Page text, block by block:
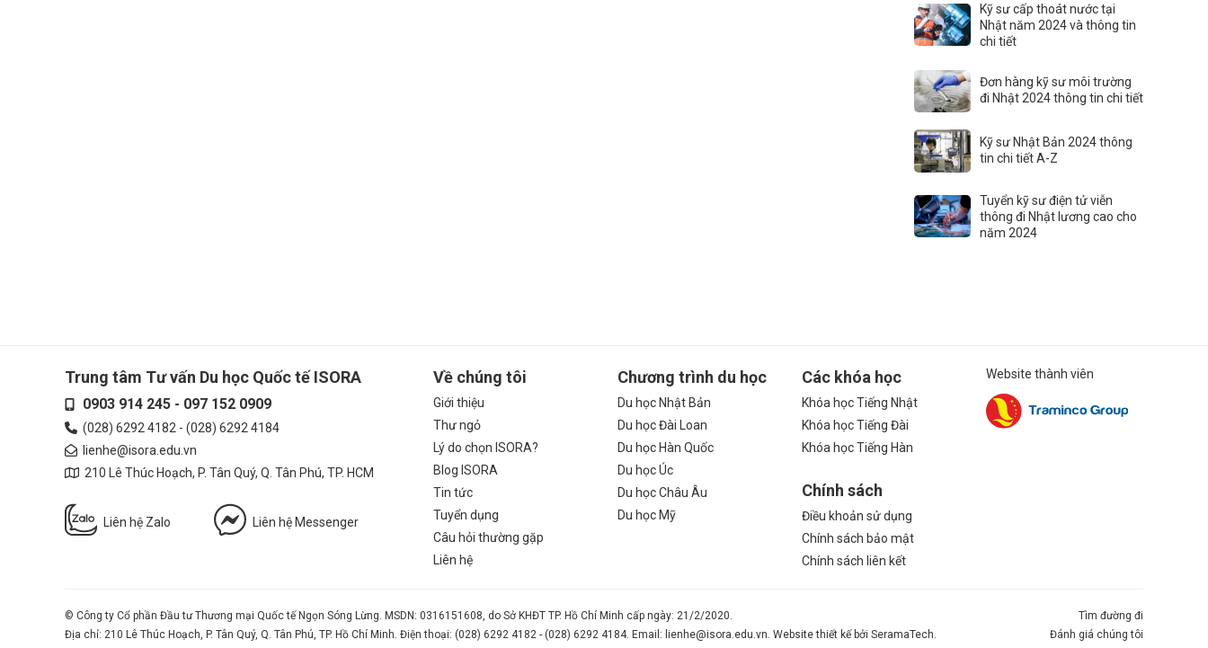
Kỹ sư cấp thoát nước tại
Nhật năm 2024 và thông tin
chi tiết
Đơn hàng kỹ sư môi trường
đi Nhật 2024 thông tin chi tiết
Kỹ sư Nhật Bản 2024 thông
tin chi tiết A-Z
Tuyển kỹ sư điện tử viễn
thông đi Nhật lương cao cho
năm 2024
Trung tâm Tư vấn Du học Quốc tế ISORA
0903 914 245- 097 152 0909
(028) 6292 4182 - (028) 6292 4184
lienhe@isora.edu.vn
210 Lê Thúc Hoạch, P. Tân Quý, Q. Tân Phú, TP. HCM
Liên hệ Zalo Liên hệ Messenger
Về chúng tôi
Giới thiệu
Thư ngỏ
Lý do chọn ISORA?
Blog ISORA
Tin tức
Tuyển dụng
Câu hỏi thường gặp
Liên hệ
Chương trình du học
Du học Nhật Bản
Du học Đài Loan
Du học Hàn Quốc
Du học Úc
Du học Châu Âu
Du học Mỹ
Các khóa học
Khóa học Tiếng Nhật
Khóa học Tiếng Đài
Khóa học Tiếng Hàn
Chính sách
Điều khoản sử dụng
Chính sách bảo mật
Chính sách liên kết
Website thành viên
© Công ty Cổ phần Đầu tư Thương mại Quốc tế Ngọn Sóng Lừng. MSDN: 0316151608, do Sở KHĐT TP. Hồ Chí Minh cấp ngày: 21/2/2020.
Địa chỉ: 210 Lê Thúc Hoạch, P. Tân Quý, Q. Tân Phú, TP. Hồ Chí Minh. Điện thoại: (028) 6292 4182 - (028) 6292 4184. Email: lienhe@isora.edu.vn. Website thiết kế bởi SeramaTech.
Tìm đường đi
Đánh giá chúng tôi